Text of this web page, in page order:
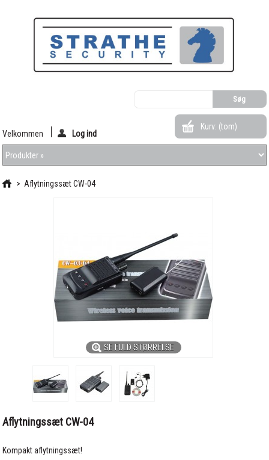
Kurv: (tom)
Velkommen Log ind
> Aflytningssæt CW-04
SE FULD STØRRELSE
Aflytningssæt CW-04
Kompakt aflytningssæt!